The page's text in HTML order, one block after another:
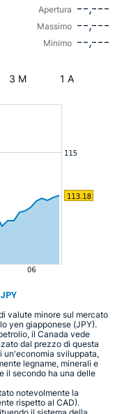
Apertura --,---
Massimo --,---
Minimo --,---
3 M 1 A
valute minore sul mercato
yen giapponese (JPY).
il Canada vede
dal prezzo di questa
un'economia sviluppata,
legname, minerali e
il secondo ha una delle
notevolmente la
rispetto al CAD).